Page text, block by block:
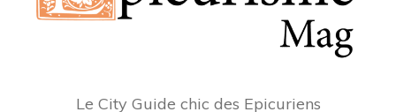
Le City Guide chic des Epicuriens